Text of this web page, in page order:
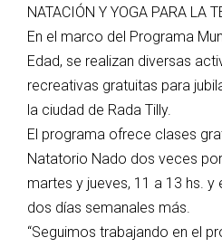
NATACIÓN Y YOGA PARA LA
En el marco del Programa
Edad, se realizan diversas
recreativas gratuitas para
la ciudad de Rada Tilly.
El programa ofrece clases
Natatorio Nado dos veces
martes y jueves, 11 a 13 hs.
dos días semanales más.
“Seguimos trabajando en el